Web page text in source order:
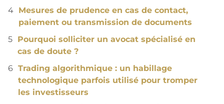
Mesures de prudence en cas de contact,
paiement ou transmission de documents
Pourquoi solliciter un avocat spécialisé en
cas de doute ?
Trading algorithmique : un habillage
technologique parfois utilisé pour tromper
les investisseurs